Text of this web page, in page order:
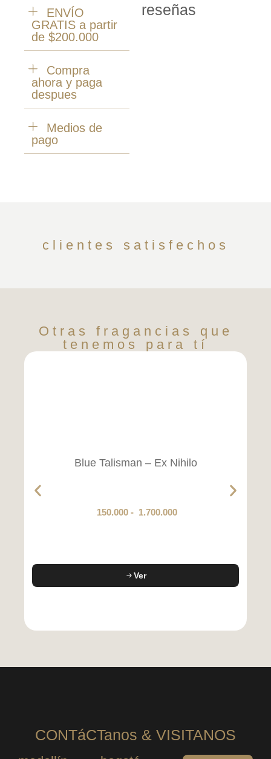
ENVÍO
GRATIS a partir
de $200.000
Compra
ahora y paga
despues
Medios de
pago
reseñas
clientes satisfechos
Otras fragancias que
tenemos para tí
Blue Talisman – Ex Nihilo
150.000 - 1.700.000
Ver
CONTáCTanos & VISITANOS